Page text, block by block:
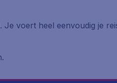
voert heel eenvoudig je